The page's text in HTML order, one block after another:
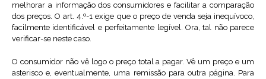
melhorar a informação dos consumidores e facilitar a comparação
dos preços. O art. 4.º-1 exige que o preço de venda seja inequívoco,
facilmente identificável e perfeitamente legível. Ora, tal não parece
verificar-se neste caso.
O consumidor não vê logo o preço total a pagar. Vê um preço e um
asterisco e, eventualmente, uma remissão para outra página. Para